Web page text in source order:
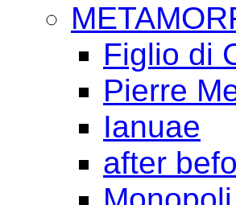
Figlio di
Pierre
Ianuae
after